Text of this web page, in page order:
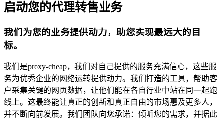
启动您的代理转售业务
我们为您的业务提供动力，助您实现最远大的目
标。
我们是proxy-cheap，我们对自己提供的服务充满信心，这些服
务为优秀企业的网络运转提供动力。我们打造的工具，帮助客
户采集关键的网页数据，让他们能在各自行业中站在同一起跑
线上。这最终能让真正的创新和真正自由的市场惠及更多人，
并不断向前发展。我们团队向您承诺：倾听您的需求，并据此